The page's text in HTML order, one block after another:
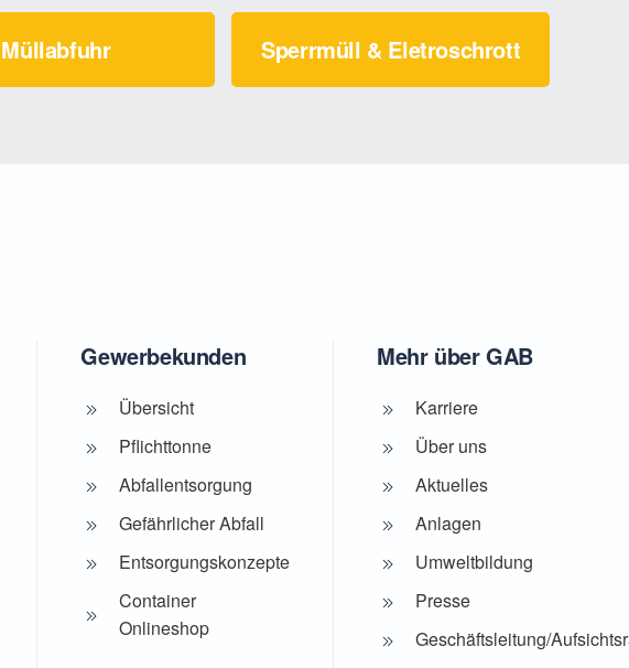
Müllabfuhr Sperrmüll & Eletroschrott
Gewerbekunden
Übersicht
Pflichttonne
Abfallentsorgung
Gefährlicher Abfall
Entsorgungskonzepte
Container
Onlineshop
Mehr über GAB
Karriere
Über uns
Aktuelles
Anlagen
Umweltbildung
Presse
Geschäftsleitung/